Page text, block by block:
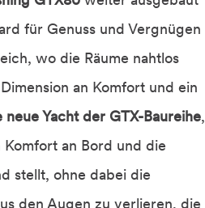
für Genuss und Vergnügen
wo die Räume nahtlos
an Komfort und ein
Yacht der GTX-Baureihe,
an Bord und die
stellt, ohne dabei die
den Augen zu verlieren, die